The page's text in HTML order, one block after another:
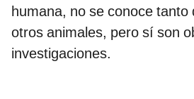
humana, no se conoce tanto
otros animales, pero sí son
investigaciones.